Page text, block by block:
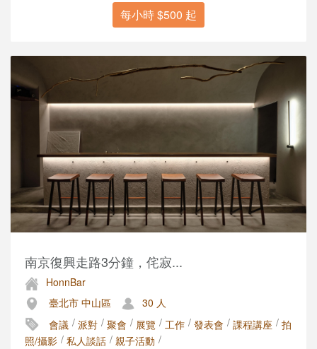
每小時 $500 起
南京復興走路3分鐘，侘寂...
HonnBar
臺北市 中山區
30 人
會議 / 派對 / 聚會 / 展覽 / 工作 / 發表會 / 課程講座 / 拍
照/攝影 / 私人談話 / 親子活動 /